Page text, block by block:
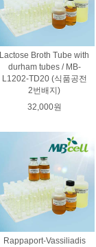
Lactose Broth Tube with
durham tubes / MB-
L1202-TD20 (식품공전
2번배지)
32,000원
Rappaport-Vassiliadis